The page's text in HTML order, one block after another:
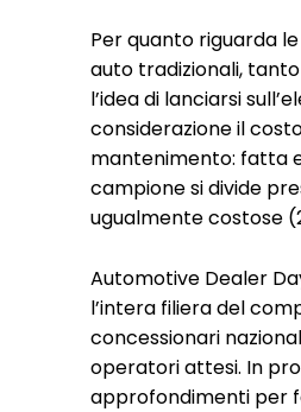
Per quanto riguarda
auto tradizionali,
l’idea di lanciarsi
considerazione il
mantenimento: fatta
campione si divide
ugualmente costose
Automotive Dealer
l’intera filiera del
concessionari
operatori attesi. In
approfondimenti per